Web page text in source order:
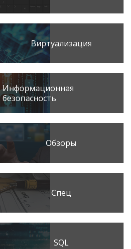
Виртуализация
безопасность
Обзоры
Спец
SQL